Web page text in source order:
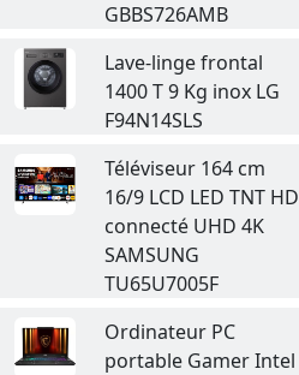
GBBS726AMB
Lave-linge frontal
1400 T 9 Kg inox LG
F94N14SLS
Téléviseur 164 cm
16/9 LCD LED TNT HD
connecté UHD 4K
SAMSUNG
TU65U7005F
Ordinateur PC
portable Gamer Intel